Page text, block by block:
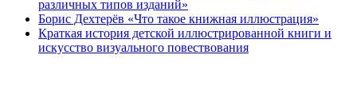
различных типов изданий»
Борис Дехтерёв «Что такое книжная иллюстрация»
Краткая история детской иллюстрированной книги и
искусство визуального повествования